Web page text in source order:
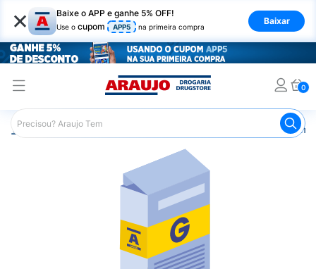
× Baixe o APP e ganhe 5% OFF!
Use o cupom APP5 na primeira compra
Baixar
0
Araujo Medicamentos